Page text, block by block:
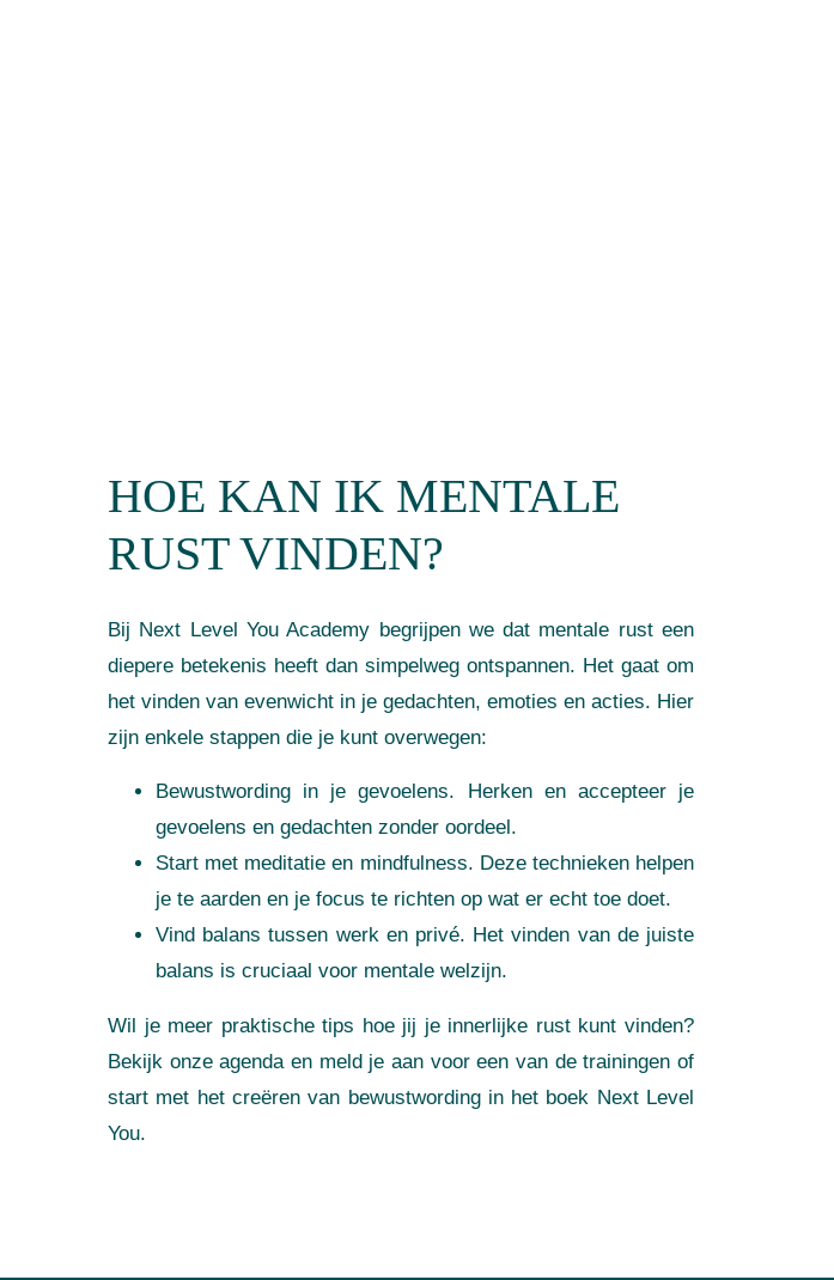
HOE KAN IK MENTALE
RUST VINDEN?
Bij Next Level You Academy begrijpen we dat mentale rust een
diepere betekenis heeft dan simpelweg ontspannen. Het gaat om
het vinden van evenwicht in je gedachten, emoties en acties. Hier
zijn enkele stappen die je kunt overwegen:
Bewustwording in je gevoelens. Herken en accepteer je
gevoelens en gedachten zonder oordeel.
Start met meditatie en mindfulness. Deze technieken helpen
je te aarden en je focus te richten op wat er echt toe doet.
Vind balans tussen werk en privé. Het vinden van de juiste
balans is cruciaal voor mentale welzijn.
Wil je meer praktische tips hoe jij je innerlijke rust kunt vinden?
Bekijk onze agenda en meld je aan voor een van de trainingen of
start met het creëren van bewustwording in het boek Next Level
You.